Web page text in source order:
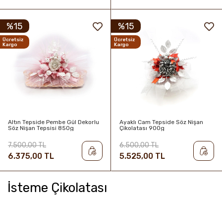
Altın Tepside Pembe Gül Dekorlu
Söz Nişan Tepsisi 850g
6.375,00 TL
7.500,00 TL
%15
Ücretsiz
Kargo
Ayaklı Cam Tepside Söz Nişan
Çikolatası 900g
5.525,00 TL
6.500,00 TL
%15
Ücretsiz
Kargo
İsteme Çikolatası